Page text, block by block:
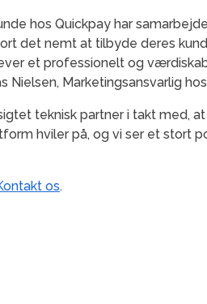
hos Quickpay har
det nemt at tilbyde deres
et professionelt og
Nielsen, Marketingsansvarlig
teknisk partner i takt med,
hviler på, og vi ser et stort
os.